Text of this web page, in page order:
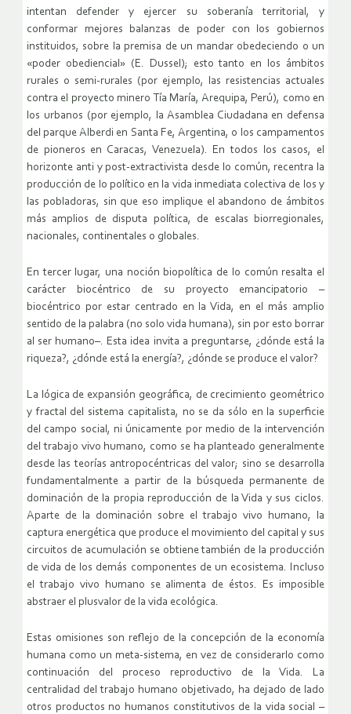
intentan defender y ejercer su soberanía territorial, y
conformar mejores balanzas de poder con los gobiernos
instituidos, sobre la premisa de un mandar obedeciendo o un
«poder obediencial» (E. Dussel); esto tanto en los ámbitos
rurales o semi-rurales (por ejemplo, las resistencias actuales
contra el proyecto minero Tía María, Arequipa, Perú), como en
los urbanos (por ejemplo, la Asamblea Ciudadana en defensa
del parque Alberdi en Santa Fe, Argentina, o los campamentos
de pioneros en Caracas, Venezuela). En todos los casos, el
horizonte anti y post-extractivista desde lo común, recentra la
producción de lo político en la vida inmediata colectiva de los y
las pobladoras, sin que eso implique el abandono de ámbitos
más amplios de disputa política, de escalas biorregionales,
nacionales, continentales o globales.
En tercer lugar, una noción biopolítica de lo común resalta el
carácter biocéntrico de su proyecto emancipatorio –
biocéntrico por estar centrado en la Vida, en el más amplio
sentido de la palabra (no solo vida humana), sin por esto borrar
al ser humano–. Esta idea invita a preguntarse, ¿dónde está la
riqueza?, ¿dónde está la energía?, ¿dónde se produce el valor?
La lógica de expansión geográfica, de crecimiento geométrico
y fractal del sistema capitalista, no se da sólo en la superficie
del campo social, ni únicamente por medio de la intervención
del trabajo vivo humano, como se ha planteado generalmente
desde las teorías antropocéntricas del valor; sino se desarrolla
fundamentalmente a partir de la búsqueda permanente de
dominación de la propia reproducción de la Vida y sus ciclos.
Aparte de la dominación sobre el trabajo vivo humano, la
captura energética que produce el movimiento del capital y sus
circuitos de acumulación se obtiene también de la producción
de vida de los demás componentes de un ecosistema. Incluso
el trabajo vivo humano se alimenta de éstos. Es imposible
abstraer el plusvalor de la vida ecológica.
Estas omisiones son reflejo de la concepción de la economía
humana como un meta-sistema, en vez de considerarlo como
continuación del proceso reproductivo de la Vida. La
centralidad del trabajo humano objetivado, ha dejado de lado
otros productos no humanos constitutivos de la vida social –